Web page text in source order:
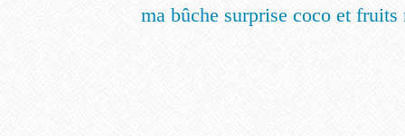
ma bûche surprise coco et fruits